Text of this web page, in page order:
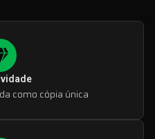
como cópia única